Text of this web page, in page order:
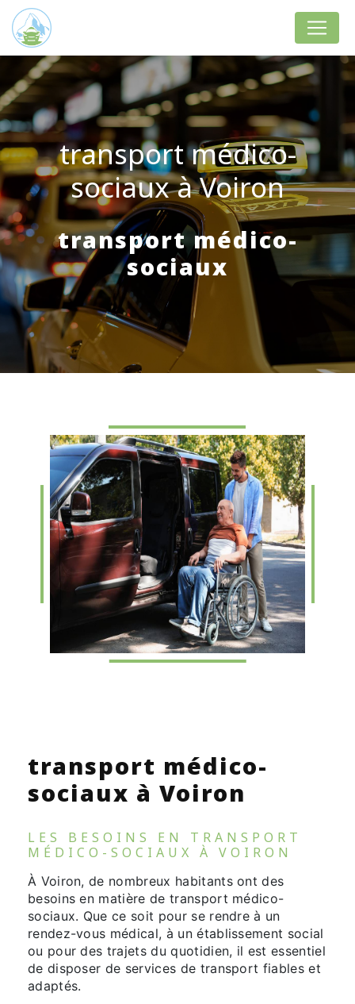
transport médico-
sociaux à Voiron
transport médico-
sociaux
transport médico-
sociaux à Voiron
LES BESOINS EN TRANSPORT
MÉDICO-SOCIAUX À VOIRON
À Voiron, de nombreux habitants ont des
besoins en matière de transport médico-
sociaux. Que ce soit pour se rendre à un
rendez-vous médical, à un établissement social
ou pour des trajets du quotidien, il est essentiel
de disposer de services de transport fiables et
adaptés.
Panneau de gestion des cookies